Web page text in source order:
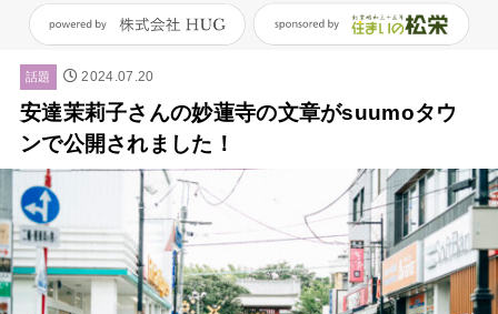
話題 2024.07.20
安達茉莉子さんの妙蓮寺の文章がsuumoタウ
ンで公開されました！